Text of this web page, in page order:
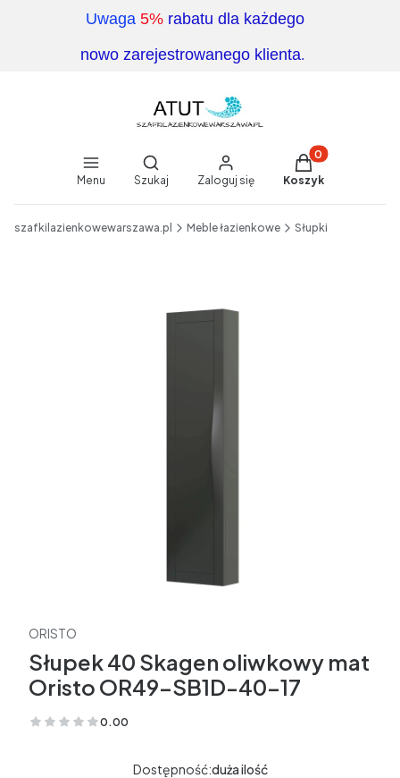
Uwaga 5% rabatu dla każdego
nowo zarejestrowanego klienta.
Menu
Otwórz wyszukiwarkę
Szukaj Zaloguj się
Produkty w
Koszyk
szafkilazienkowewarszawa.pl Meble łazienkowe Słupki
ORISTO
Słupek 40 Skagen oliwkowy mat
Oristo OR49-SB1D-40-17
0.00
(Oceny: 0 Recenzje: 0)
Dostępność:duża ilość